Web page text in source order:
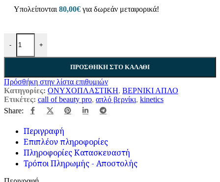
Υπολείπονται 80,00€ για δωρεάν μεταφορικά!
- +
ΠΡΟΣΘΉΚΗ ΣΤΟ ΚΑΛΆΘΙ
Πρόσθήκη στην λίστα επιθυμιών
Κατηγορίες: ΟΝΥΧΟΠΛΑΣΤΙΚΗ, ΒΕΡΝΙΚΙ ΑΠΛΟ
Ετικέτες: call of beauty pro, απλό βερνίκι, kinetics
Share:
Περιγραφή
Επιπλέον πληροφορίες
Πληροφορίες Κατασκευαστή
Τρόποι Πληρωμής - Αποστολής